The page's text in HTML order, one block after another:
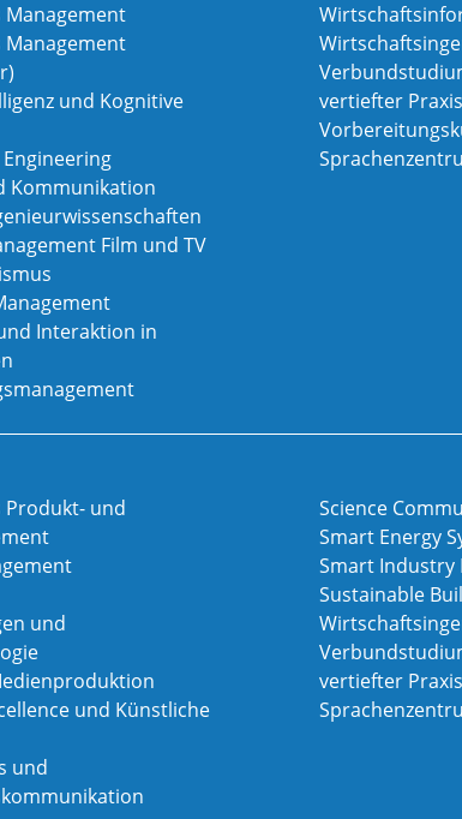
und Kognitive
Kommunikation
Film und TV
Interaktion in
vertiefter Praxis
und
und
und Künstliche
und
Science
Smart Energy
Smart Industry
Sustainable
vertiefter Praxis